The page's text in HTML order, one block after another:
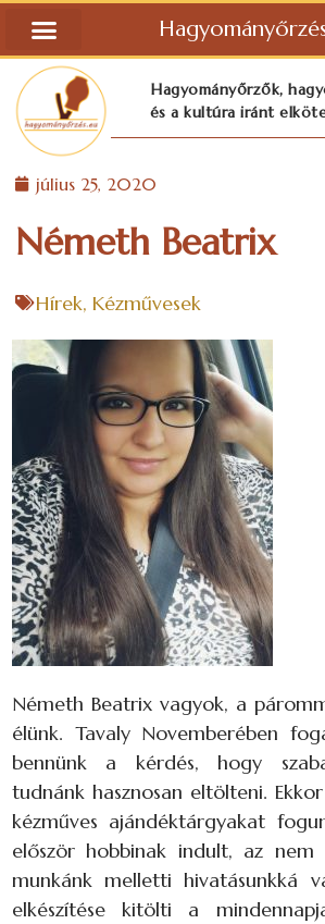
Hagyományőrzők,
és a kultúra iránt
július 25, 2020
Németh Beatrix
Hírek,Kézművesek
Németh Beatrix vagyok, a
élünk. Tavaly Novemberében
bennünk a kérdés, hogy
tudnánk hasznosan eltölteni.
kézműves ajándéktárgyakat
először hobbinak indult, az nem
munkánk melletti hivatásunkká
elkészítése kitölti a